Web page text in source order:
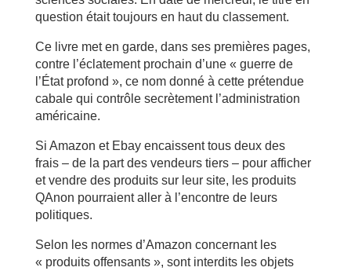
question était toujours en haut du classement.
Ce livre met en garde, dans ses premières pages,
contre l’éclatement prochain d’une « guerre de
l’État profond », ce nom donné à cette prétendue
cabale qui contrôle secrètement l’administration
américaine.
Si Amazon et Ebay encaissent tous deux des
frais – de la part des vendeurs tiers – pour afficher
et vendre des produits sur leur site, les produits
QAnon pourraient aller à l’encontre de leurs
politiques.
Selon les normes d’Amazon concernant les
« produits offensants », sont interdits les objets